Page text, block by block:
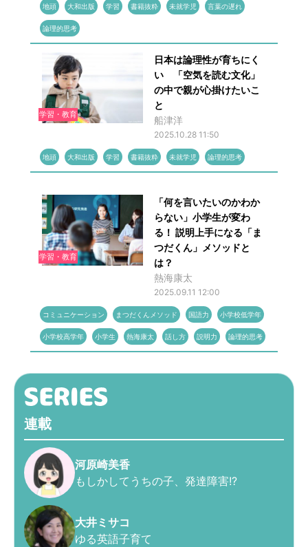
地頭 大和出版 学習 書籍抜粋 未就学児 言葉の遅れ
論理的思考
学習・教育
日本は論理性が育ちにく
い 「空気を読む文化」
の中で親が心掛けたいこ
と
船津洋
2025.10.28 11:50
地頭 大和出版 学習 書籍抜粋 未就学児 論理的思考
学習・教育
「何を言いたいのかわか
らない」小学生が変わ
る！ 説明上手になる「ま
つだくん」メソッドと
は？
熱海康太
2025.09.11 12:00
コミュニケーション まつだくんメソッド 国語力 小学校低学年
小学校高学年 小学生 熱海康太 話し方 説明力 論理的思考
連載
河原崎美香
もしかしてうちの子、発達障害!?
大井ミサコ
ゆる英語子育て